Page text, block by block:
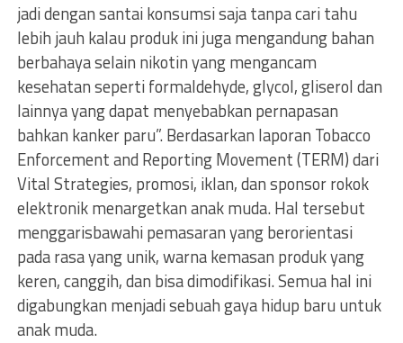
jadi dengan santai konsumsi saja tanpa cari tahu
lebih jauh kalau produk ini juga mengandung bahan
berbahaya selain nikotin yang mengancam
kesehatan seperti formaldehyde, glycol, gliserol dan
lainnya yang dapat menyebabkan pernapasan
bahkan kanker paru”. Berdasarkan laporan Tobacco
Enforcement and Reporting Movement (TERM) dari
Vital Strategies, promosi, iklan, dan sponsor rokok
elektronik menargetkan anak muda. Hal tersebut
menggarisbawahi pemasaran yang berorientasi
pada rasa yang unik, warna kemasan produk yang
keren, canggih, dan bisa dimodifikasi. Semua hal ini
digabungkan menjadi sebuah gaya hidup baru untuk
anak muda.